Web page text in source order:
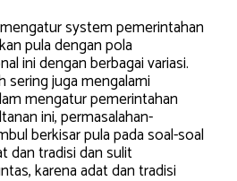
system pemerintahan
pula dengan pola
ini dengan berbagai variasi.
sering juga mengalami
mengatur pemerintahan
ini, permasalahan-
berkisar pula pada soal-soal
dan tradisi dan sulit
karena adat dan tradisi